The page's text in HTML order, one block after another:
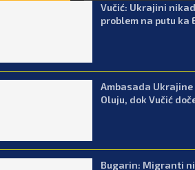
Vučić: Ukrajini
problem na putu ka
Ambasada
Oluju, dok Vučić
Bugarin: Migranti